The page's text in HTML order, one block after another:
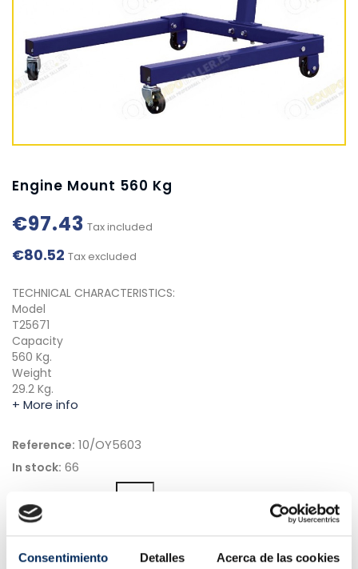
Consentimiento Detalles Acerca de las cookies
Engine Mount 560 Kg
€97.43 Tax included
€80.52 Tax excluded
TECHNICAL CHARACTERISTICS:
Model
T25671
Capacity
560 Kg.
Weight
29.2 Kg.
+ More info
Reference: 10/OY5603
In stock: 66
ADD TO CART GET A QUOTE